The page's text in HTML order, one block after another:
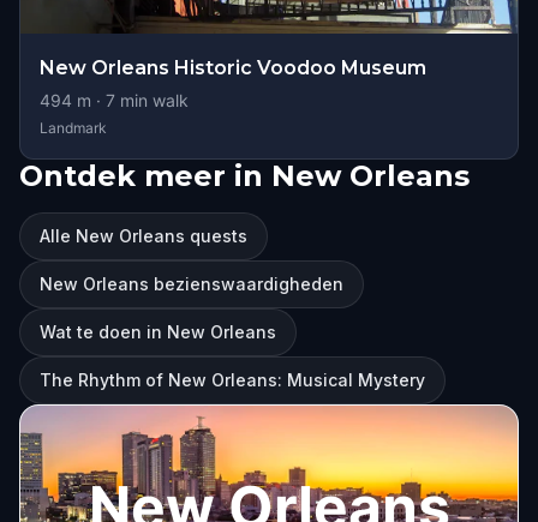
New Orleans Historic Voodoo Museum
494 m · 7 min walk
Landmark
Ontdek meer in New Orleans
Alle New Orleans quests
New Orleans bezienswaardigheden
Wat te doen in New Orleans
The Rhythm of New Orleans: Musical Mystery
New Orleans